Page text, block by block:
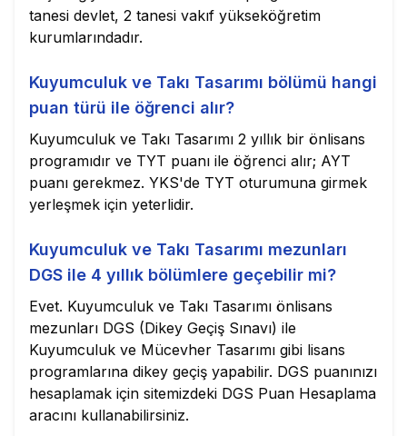
tanesi devlet, 2 tanesi vakıf yükseköğretim
kurumlarındadır.
Kuyumculuk ve Takı Tasarımı bölümü hangi
puan türü ile öğrenci alır?
Kuyumculuk ve Takı Tasarımı 2 yıllık bir önlisans
programıdır ve TYT puanı ile öğrenci alır; AYT
puanı gerekmez. YKS'de TYT oturumuna girmek
yerleşmek için yeterlidir.
Kuyumculuk ve Takı Tasarımı mezunları
DGS ile 4 yıllık bölümlere geçebilir mi?
Evet. Kuyumculuk ve Takı Tasarımı önlisans
mezunları DGS (Dikey Geçiş Sınavı) ile
Kuyumculuk ve Mücevher Tasarımı gibi lisans
programlarına dikey geçiş yapabilir. DGS puanınızı
hesaplamak için sitemizdeki DGS Puan Hesaplama
aracını kullanabilirsiniz.